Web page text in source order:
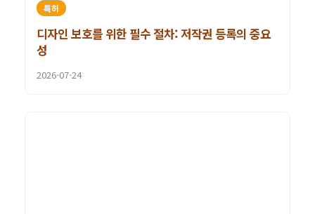
특허
디자인 보호를 위한 필수 절차: 저작권 등록의 중요
성
2026-07-24